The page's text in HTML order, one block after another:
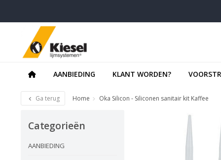
AANBIEDING KLANT WORDEN?
Ga terug Home Oka Silicon - Siliconen sanitair kit Kaffee
Categorieën
AANBIEDING